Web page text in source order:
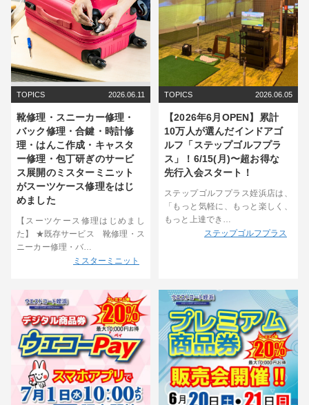
TOPICS 2026.06.11
靴修理・スニーカー修理・
バック修理・合鍵・時計修
理・はんこ作成・キャスタ
ー修理・包丁研ぎのサービ
ス展開のミスターミニット
がスーツケース修理をはじ
めました
【スーツケース修理はじめまし
た】 ★既存サービス 靴修理・ス
ニーカー修理・バ…
ミスターミニット
TOPICS 2026.06.05
【2026年6月OPEN】累計
10万人が選んだインドアゴ
ルフ「ステップゴルフプラ
ス」！6/15(月)〜超お得な
先行入会スタート！
ステップゴルフプラス姪浜店は、
「もっと気軽に、もっと楽しく、
もっと上達でき…
ステップゴルフプラス